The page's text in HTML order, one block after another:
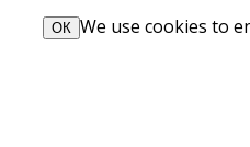
We use cookies to
ОК